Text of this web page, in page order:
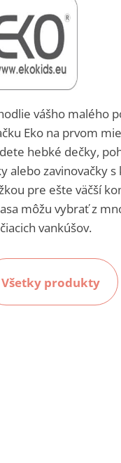
vášho malého
Eko na prvom
hebké dečky,
alebo zavinovačky s
pre ešte väčší
môžu vybrať z
vankúšov.
Všetky produkty